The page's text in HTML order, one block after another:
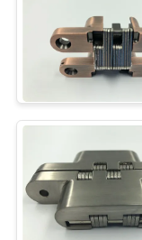
ト
私